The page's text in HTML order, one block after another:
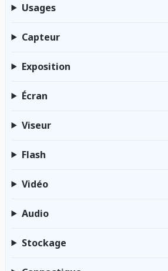
Usages
Capteur
Exposition
Écran
Viseur
Flash
Vidéo
Audio
Stockage